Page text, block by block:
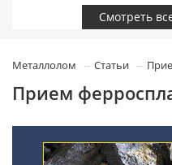
Смотреть
Металлолом Статьи
Прием